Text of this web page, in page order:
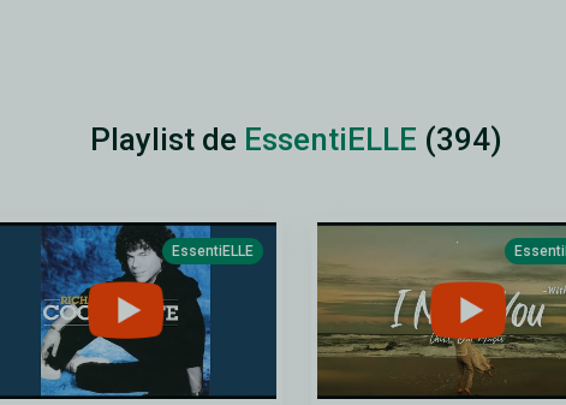
Playlist de EssentiELLE (394)
EssentiELLE